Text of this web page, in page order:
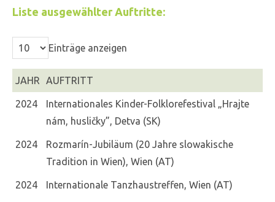
Liste ausgewählter Auftritte:
Einträge anzeigen
JAHR AUFTRITT
2024
Internationales Kinder-Folklorefestival „Hrajte
nám, husličky”, Detva (SK)
2024
Rozmarín-Jubiläum (20 Jahre slowakische
Tradition in Wien), Wien (AT)
2024 Internationale Tanzhaustreffen, Wien (AT)